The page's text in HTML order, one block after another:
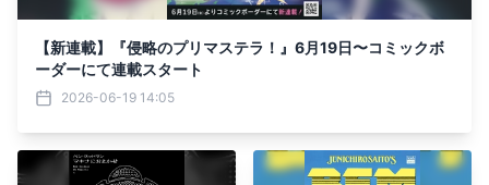
【新連載】『侵略のプリマステラ！』6月19日〜コミックボ
ーダーにて連載スタート
2026-06-19 14:05